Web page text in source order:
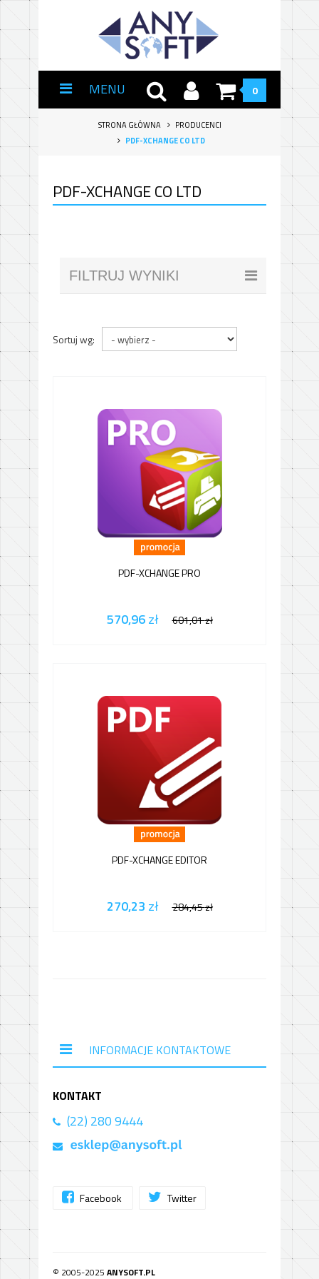
MENU 0
STRONA GŁÓWNA
PRODUCENCI
PDF-XCHANGE CO LTD
PDF-XCHANGE CO LTD
FILTRUJ WYNIKI
Sortuj wg:
PDF-XCHANGE PRO
570,96zł 601,01zł
PDF-XCHANGE EDITOR
270,23 zł 284,45zł
INFORMACJE KONTAKTOWE
KONTAKT
(22) 280 9444
Facebook Twitter
© 2005-2025 ANYSOFT.PL